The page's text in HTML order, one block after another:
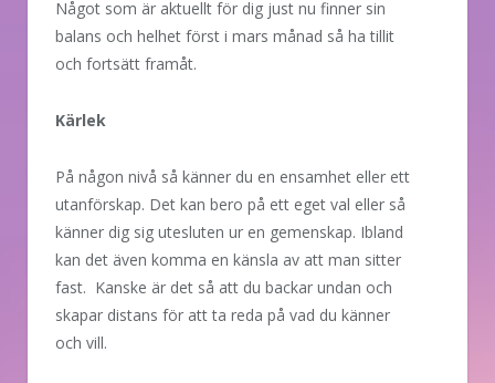
Något som är aktuellt för dig just nu finner sin
balans och helhet först i mars månad så ha tillit
och fortsätt framåt.
Kärlek
På någon nivå så känner du en ensamhet eller ett
utanförskap. Det kan bero på ett eget val eller så
känner dig sig utesluten ur en gemenskap. Ibland
kan det även komma en känsla av att man sitter
fast. Kanske är det så att du backar undan och
skapar distans för att ta reda på vad du känner
och vill.